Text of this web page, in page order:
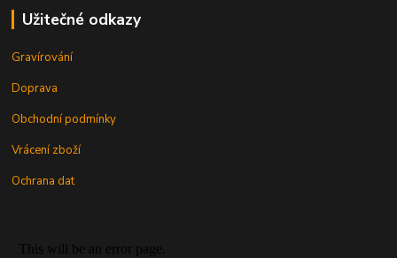
Užitečné odkazy
Gravírování
Doprava
Obchodní podmínky
Vrácení zboží
Ochrana dat